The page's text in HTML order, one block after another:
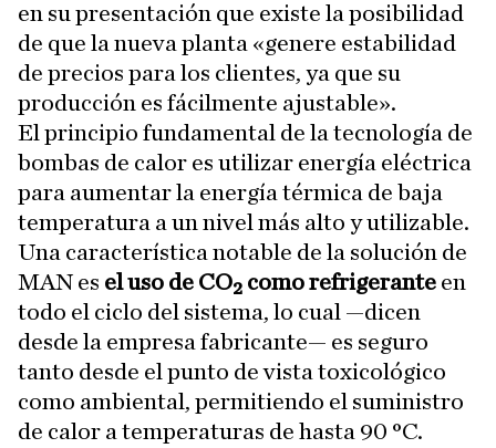
en su presentación que existe la posibilidad
de que la nueva planta «genere estabilidad
de precios para los clientes, ya que su
producción es fácilmente ajustable».
El principio fundamental de la tecnología de
bombas de calor es utilizar energía eléctrica
para aumentar la energía térmica de baja
temperatura a un nivel más alto y utilizable.
Una característica notable de la solución de
MAN es el uso de CO₂ como refrigerante en
todo el ciclo del sistema, lo cual —dicen
desde la empresa fabricante— es seguro
tanto desde el punto de vista toxicológico
como ambiental, permitiendo el suministro
de calor a temperaturas de hasta 90 °C.